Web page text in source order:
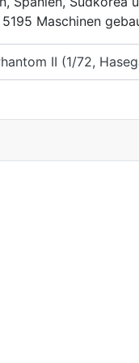
Maschinen
II (1/72,